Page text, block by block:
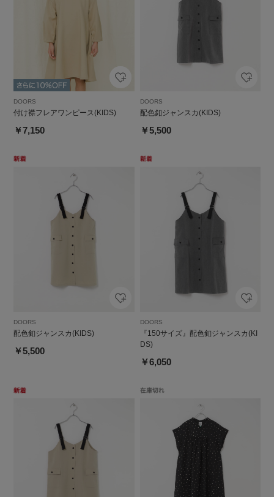
DOORS
付け襟フレアワンピース(KIDS)
￥7,150
DOORS
配色釦ジャンスカ(KIDS)
￥5,500
DOORS
配色釦ジャンスカ(KIDS)
￥5,500
DOORS
『150サイズ』配色釦ジャンスカ(KI
DS)
￥6,050